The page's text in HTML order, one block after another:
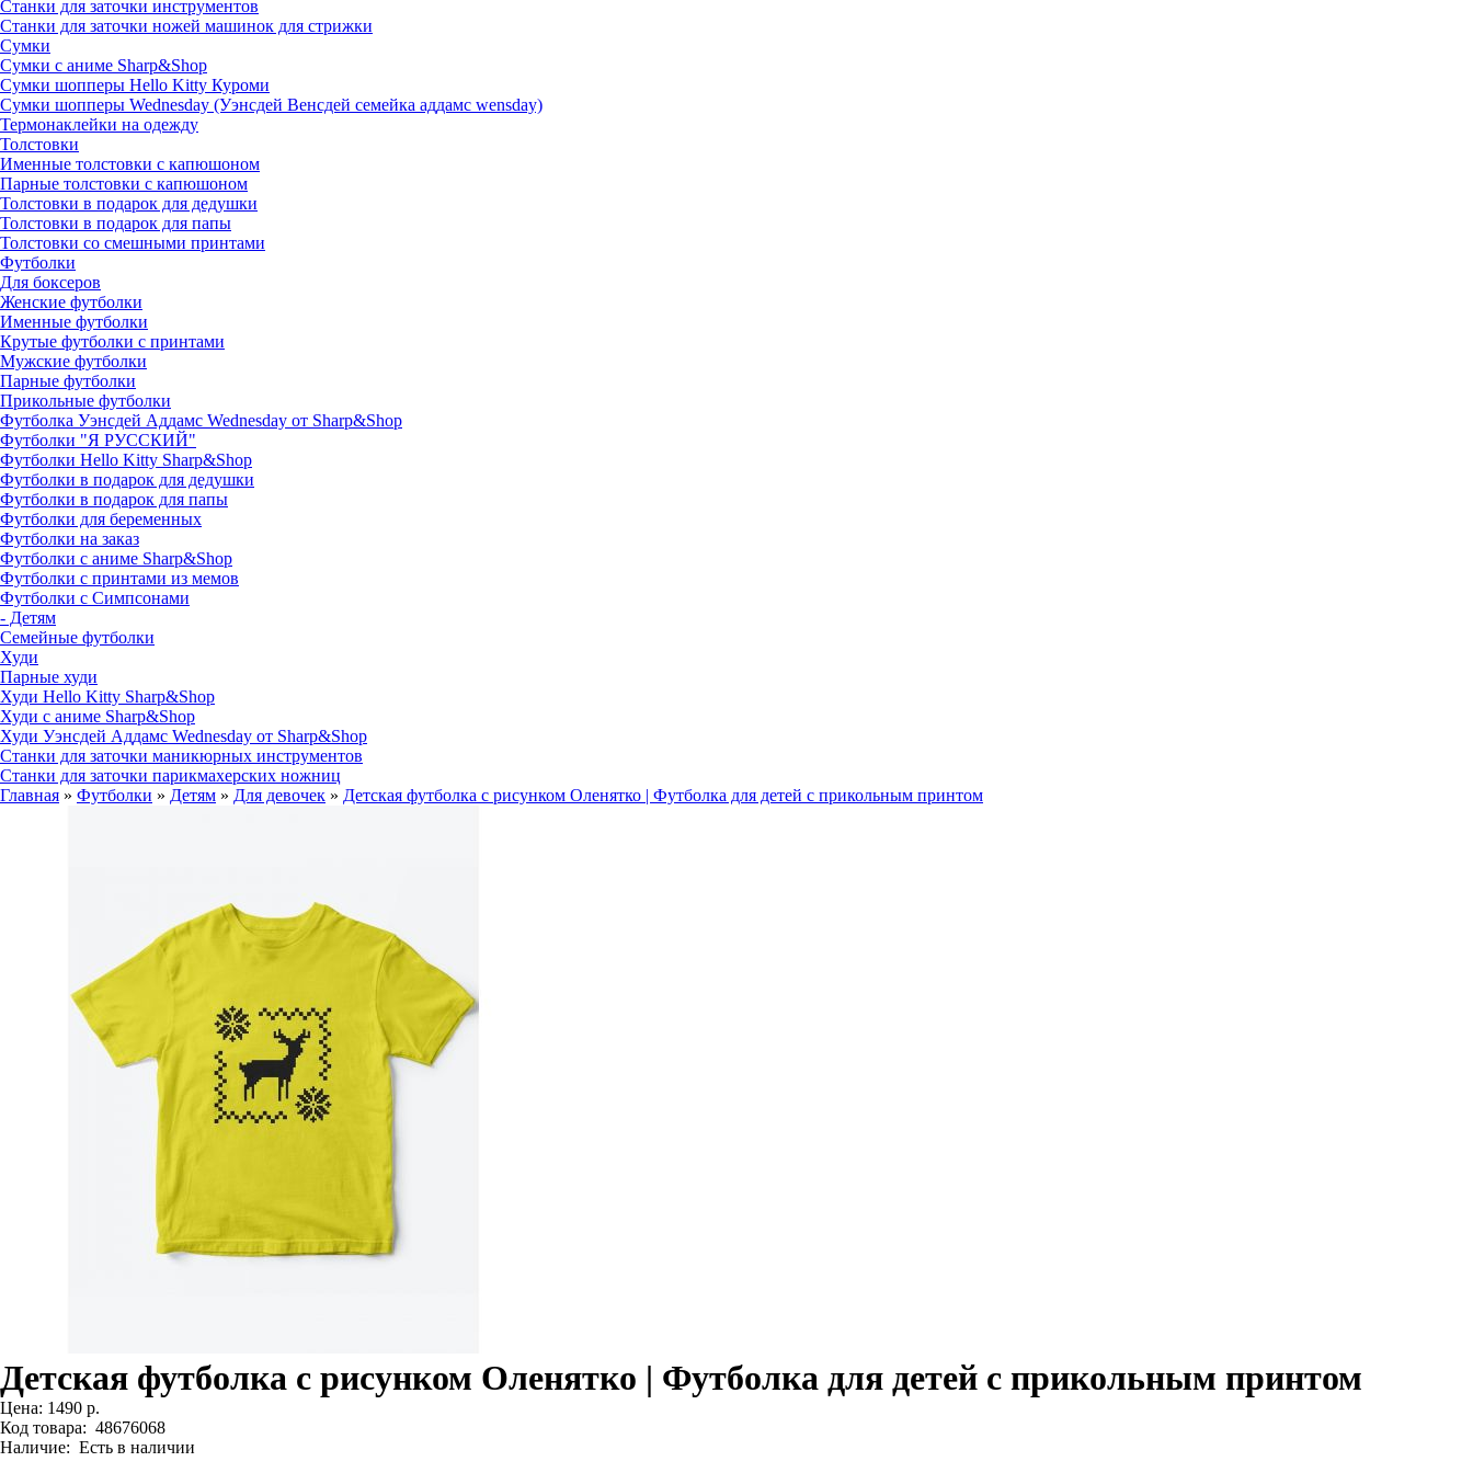
Станки для заточки инструментов
Станки для заточки ножей машинок для стрижки
Сумки
Сумки с аниме Sharp&Shop
Сумки шопперы Hello Kitty Куроми
Сумки шопперы Wednesday (Уэнсдей Венсдей семейка аддамс wensday)
Термонаклейки на одежду
Толстовки
Именные толстовки с капюшоном
Парные толстовки с капюшоном
Толстовки в подарок для дедушки
Толстовки в подарок для папы
Толстовки со смешными принтами
Футболки
Для боксеров
Женские футболки
Именные футболки
Крутые футболки с принтами
Мужские футболки
Парные футболки
Прикольные футболки
Футболка Уэнсдей Аддамс Wednesday от Sharp&Shop
Футболки "Я РУССКИЙ"
Футболки Hello Kitty Sharp&Shop
Футболки в подарок для дедушки
Футболки в подарок для папы
Футболки для беременных
Футболки на заказ
Футболки с аниме Sharp&Shop
Футболки с принтами из мемов
Футболки с Симпсонами
- Детям
Семейные футболки
Худи
Парные худи
Худи Hello Kitty Sharp&Shop
Худи с аниме Sharp&Shop
Худи Уэнсдей Аддамс Wednesday от Sharp&Shop
Станки для заточки маникюрных инструментов
Станки для заточки парикмахерских ножниц
Главная » Футболки » Детям » Для девочек » Детская футболка с рисунком Оленятко | Футболка для детей с прикольным принтом
Детская футболка с рисунком Оленятко | Футболка для детей с прикольным принтом
Цена: 1490 р.
Код товара: 48676068
Наличие: Есть в наличии